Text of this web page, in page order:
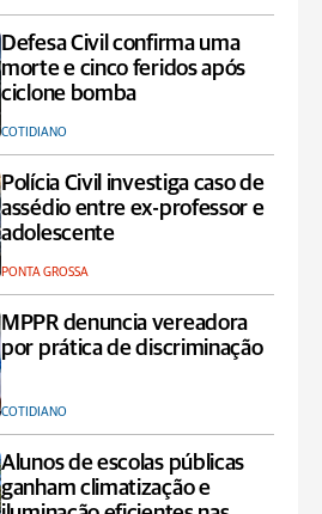
Defesa Civil confirma uma
morte e cinco feridos após
ciclone bomba
COTIDIANO
Polícia Civil investiga caso de
assédio entre ex-professor e
adolescente
PONTA GROSSA
MPPR denuncia vereadora
por prática de discriminação
COTIDIANO
Alunos de escolas públicas
ganham climatização e